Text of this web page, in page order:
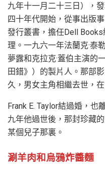
九年十一月二十三日），
四十年代開始，從事出版
發行叢書，擔任Dell
理。一九六一年法蘭克·泰
夢露和克拉克·蓋伯主演的
田錯》）的製片人。那部
久，男女主角相繼去世，
Frank E. Taylor結過婚，
九年他過世後，那封珍藏
某個兒子那裏。
涮羊肉和烏鴉炸醬麵